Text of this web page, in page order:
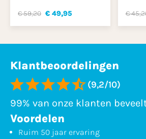
€ 59,20 € 49,95 €
Klantbeoordelingen
(9,2/10)
99% van onze klanten
Voordelen
Ruim 50 jaar ervaring